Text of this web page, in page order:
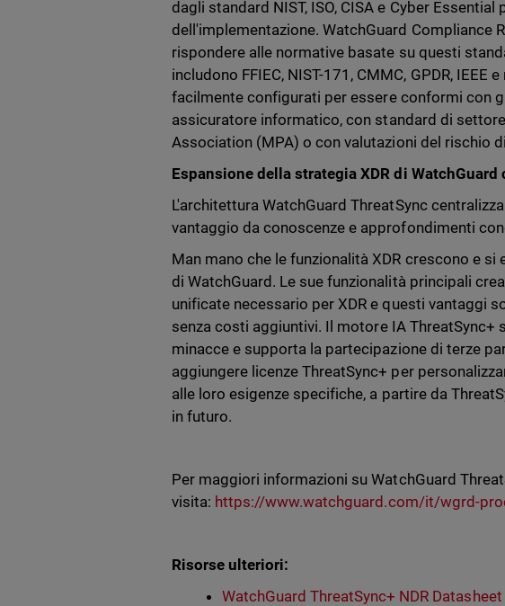
dagli standard NIST, ISO, CISA e Cyber
dell'implementazione. WatchGuard Compliance
rispondere alle normative basate su questi
includono FFIEC, NIST-171, CMMC, GPDR,
facilmente configurati per essere conformi con
assicuratore informatico, con standard di
Association (MPA) o con valutazioni del rischio
Espansione della strategia XDR di
L'architettura WatchGuard ThreatSync
vantaggio da conoscenze e approfondimenti
Man mano che le funzionalità XDR crescono e
di WatchGuard. Le sue funzionalità principali
unificate necessario per XDR e questi vantaggi
senza costi aggiuntivi. Il motore IA ThreatSync+
minacce e supporta la partecipazione di terze
aggiungere licenze ThreatSync+ per
alle loro esigenze specifiche, a partire da
in futuro.
Per maggiori informazioni su WatchGuard
visita: https://www.watchguard.com/it/wgrd-
Risorse ulteriori:
WatchGuard ThreatSync+ NDR Datasheet